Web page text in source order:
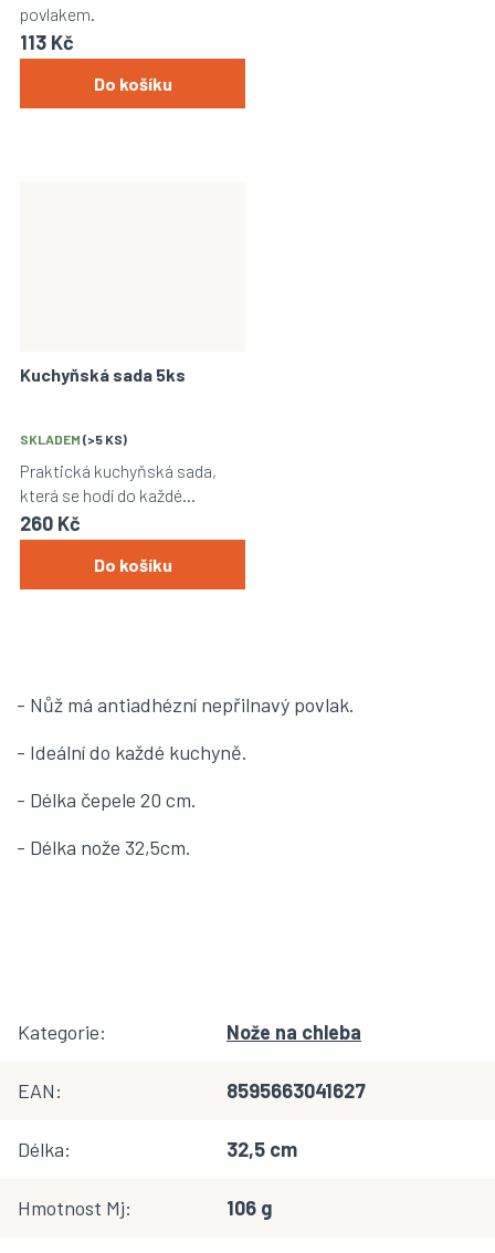
113 Kč
Do košíku
povlakem.
Kuchyňská sada 5ks
SKLADEM (>5 KS)
260 Kč
Do košíku
Praktická kuchyňská sada,
která se hodí do každé
domácnosti.
- Nůž má antiadhézní nepřilnavý povlak.
- Ideální do každé kuchyně.
- Délka čepele 20 cm.
- Délka nože 32,5cm.
Kategorie: Nože na chleba
EAN: 8595663041627
Délka: 32,5 cm
Hmotnost Mj: 106 g